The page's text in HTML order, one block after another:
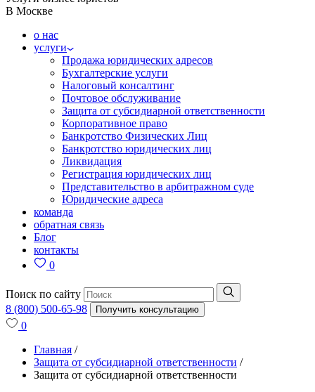
В Москве
о нас
услуги
Продажа юридических адресов
Бухгалтерские услуги
Налоговый консалтинг
Почтовое обслуживание
Защита от субсидиарной ответственности
Корпоративное право
Банкротство Физических Лиц
Банкротство юридических лиц
Ликвидация
Регистрация юридических лиц
Представительство в арбитражном суде
Юридические адреса
команда
обратная связь
Блог
контакты
0
Поиск по сайту
8 (800) 500-65-98
Получить консультацию
0
Главная /
Защита от субсидиарной ответственности /
Защита от субсидиарной ответственности